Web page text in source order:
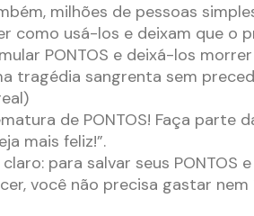
milhões de pessoas
como usá-los e deixam que o
PONTOS e deixá-los
tragédia sangrenta sem
de PONTOS! Faça parte
mais feliz!”.
para salvar seus PONTOS
você não precisa gastar nem